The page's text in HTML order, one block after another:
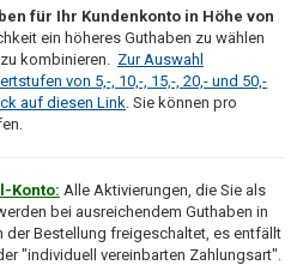
für Ihr Kundenkonto in Höhe von
ein höheres Guthaben zu wählen
kombinieren. Zur Auswahl
von 5,-, 10,-, 15,-, 20,- und 50,-
auf diesen Link . Sie können pro
Konto: Alle Aktivierungen, die Sie als
bei ausreichendem Guthaben in
Bestellung freigeschaltet, es entfällt
"individuell vereinbarten Zahlungsart".